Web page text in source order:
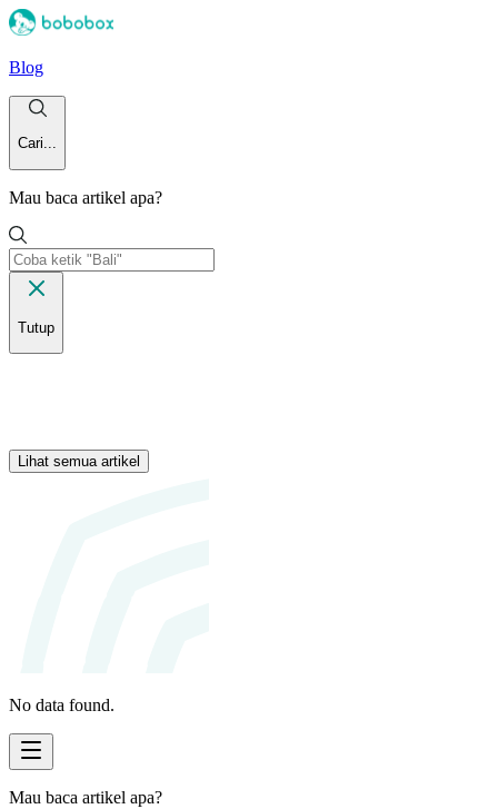
Blog
Cari...
Mau baca artikel apa?
Tutup
Lihat semua artikel
No data found.
Mau baca artikel apa?